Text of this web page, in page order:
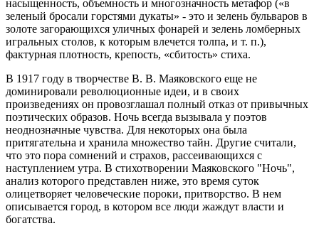
насыщенность, объемность и многозначность метафор («в
зеленый бросали горстями дукаты» - это и зелень бульваров в
золоте загорающихся уличных фонарей и зелень ломберных
игральных столов, к которым влечется толпа, и т. п.),
фактурная плотность, крепость, «сбитость» стиха.
В 1917 году в творчестве В. В. Маяковского еще не
доминировали революционные идеи, и в своих
произведениях он провозглашал полный отказ от привычных
поэтических образов. Ночь всегда вызывала у поэтов
неоднозначные чувства. Для некоторых она была
притягательна и хранила множество тайн. Другие считали,
что это пора сомнений и страхов, рассеивающихся с
наступлением утра. В стихотворении Маяковского "Ночь",
анализ которого представлен ниже, это время суток
олицетворяет человеческие пороки, притворство. В нем
описывается город, в котором все люди жаждут власти и
богатства.